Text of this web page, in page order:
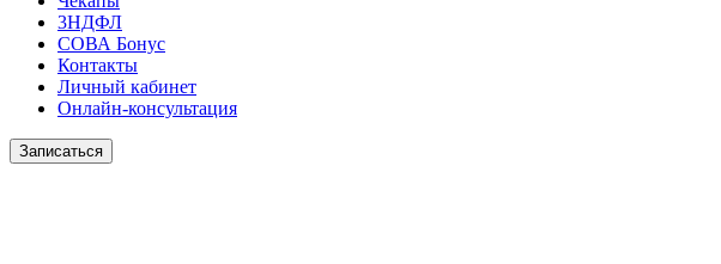
3НДФЛ
СОВА Бонус
Контакты
Личный кабинет
Онлайн-консультация
Записаться